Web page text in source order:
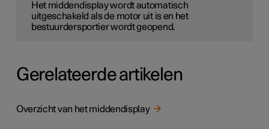
Het middendisplay wordt automatisch
uitgeschakeld als de motor uit is en het
bestuurdersportier wordt geopend.
Gerelateerde artikelen
Overzicht van het middendisplay